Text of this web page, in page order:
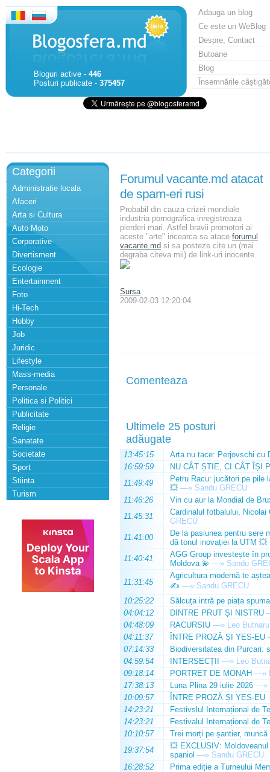
Bloguri active - 446
Posturi publicate - 375457
Adauga un blog
Ce este un WeBlog
Despre, Contact
Butoane
Blog
Însemnările
Categorii
Administratie locala
Afaceri
Arta si Cultura
Auto Moto
Corporative
Divertisment
Ecologie
Entertainment
Foto
Hi-Tech
Hobby
Job
Juridic
Lifestyle
Mass-media
Personale
Politica si Politici
Publicitate
Religie
Sanatate
Societate
Sport
Stiinta
Turism
Forumul vacante.md atacat
de spam-eri rusi
Probabil din cauza crizei mondiale
industria pornografica inregistreaza
pierderi mari. Astfel bravii promotori ai
aceste "arte" incearca sa atace forumul
vacante.md si sa posteze cite un (mai
degraba citeva mii) de link-uri inocente.
Sursa
2009-02-03 12:20:04
Comenteaza
Ultimele 25 posturi
adăugate
13:45:15
Arta nu tace: Perjovschi cu
16:59:59
NU CÂT ȘTIE, CI CÂT ÎȘI
11:49:49
Petru Racu: jucători pe pile
💥 —» Sandu GRECU
11:46:26
Vin cu aur la Mondial de
11:45:31
Cardinalul fotbalului,
GRECU
11:41:00
De la pasiunea pentru sere
dă tonul inovației la UTM 💥
11:40:41
AGG Group investește în
Moldova 💫 —» Sandu
11:31:45
Agricultura modernă te
✍️ —» Sandu GRECU
10:25:22
Sălcuța intră pe piața
04:04:12
DINTRE PRUT ȘI NISTRU
04:48:09
RACURSIU —» Leo Butnaru
04:11:37
ÎNTRE PROZĂ ȘI YES-EU
07:14:33
Biodiversitatea din Purcari:
04:59:54
INTERSECȚII —» Leo
09:18:14
PORTRET DE MONAH —»
17:38:13
Luna Plina 29 iulie 2026 —»
10:09:57
ÎNTRE PROZĂ ȘI YES-EU
14:23:21
Festivslul Internațional de
14:23:21
Festivalul Internațional de
10:10:57
Trei morți pe șantier, muncă
19:37:54
💥 EXCLUSIV:
spaniol —» Sandu GRECU
16:28:52
Prima ediție a Turneului